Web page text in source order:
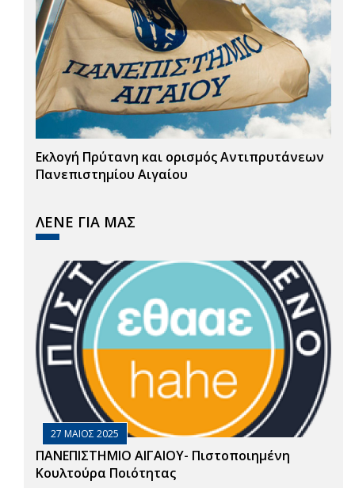
Εκλογή Πρύτανη και ορισμός Αντιπρυτάνεων
Πανεπιστημίου Αιγαίου
ΛΕΝΕ ΓΙΑ ΜΑΣ
27 ΜΑΙΟΣ 2025
ΠΑΝΕΠΙΣΤΗΜΙΟ ΑΙΓΑΙΟΥ- Πιστοποιημένη
Κουλτούρα Ποιότητας